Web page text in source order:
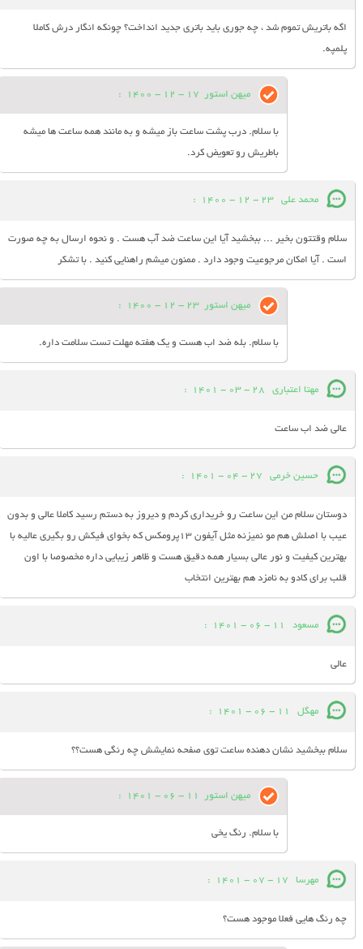
اگه باتریش تموم شد ، چه جوری باید باتری جدید انداخت؟ چونکه انگار درش کاملا
پلمپه.
میهن استور 17 - 12 - 1400
:
با سلام. درب پشت ساعت باز میشه و به مانند همه ساعت ها میشه
باطریش رو تعویض کرد.
محمد علی 23 - 12 - 1400
:
سلام وقتتون بخیر ... ببخشید آیا این ساعت ضد آب هست . و نحوه ارسال به چه صورت
است . آیا امکان مرجوعیت وجود دارد . ممنون میشم راهنایی کنید . با تشکر
میهن استور 23 - 12 - 1400
:
با سلام. بله ضد اب هست و یک هفته مهلت تست سلامت داره.
مهتا اعتباری 28 - 03 - 1401
:
عالی ضد اب ساعت
حسین خرمی 27 - 04 - 1401
:
دوستان سلام من این ساعت رو خریداری کردم و دیروز به دستم رسید کاملا عالی و بدون
عیب با اصلش هم مو نمیزنه مثل آیفون ۱۳پرومکس که بخوای فیکش رو بگیری عالیه با
بهترین کیفیت و نور عالی بسیار همه دقیق هست و ظاهر زیبایی داره مخصوصا با اون
قلب برای کادو به نامزد هم بهترین انتخاب
مسعود 11 - 06 - 1401
:
عالی
مهگل 11 - 06 - 1401
:
سلام ببخشید نشان دهنده ساعت توی صفحه نمایشش چه رنگی هست؟؟
میهن استور 11 - 06 - 1401
:
با سلام. رنگ یخی
مهرسا 17 - 07 - 1401
:
چه رنگ هایی فعلا موجود هست؟